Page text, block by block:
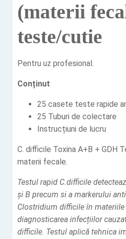
(materii
teste/cutie
Pentru uz profesional.
Conținut
25 casete teste rapide
25 Tuburi de colectare
Instrucțiuni de lucru
C. difficile Toxina A+B + GDH
materii fecale.
Testul rapid C.difficile
și B precum si a markerului
Clostridium difficile în
diagnosticarea infecțiilor
difficile. Testul aplică tehnica